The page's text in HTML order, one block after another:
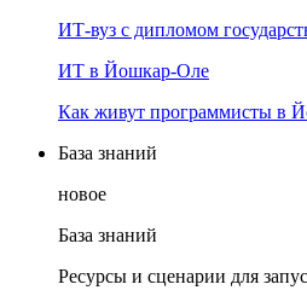
ИТ-вуз с дипломом
ИТ в Йошкар-Оле
Как живут программисты в
База знаний
новое
База знаний
Ресурсы и сценарии для